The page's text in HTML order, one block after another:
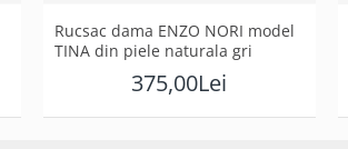
Rucsac dama ENZO NORI model
TINA din piele naturala gri
375,00Lei